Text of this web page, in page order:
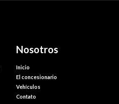
Nosotros
Inicio
El concesionario
Vehículos
Contato